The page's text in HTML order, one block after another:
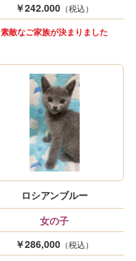
￥242.000 （税込）
素敵なご家族が決まりました
ロシアンブルー
女の子
￥286,000 （税込）